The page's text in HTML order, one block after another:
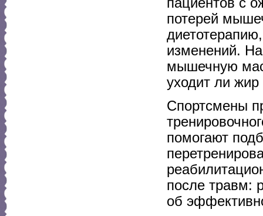
потерей
изменений.
мышечную
уходит ли жир
Спортсмены
помогают
после травм:
об